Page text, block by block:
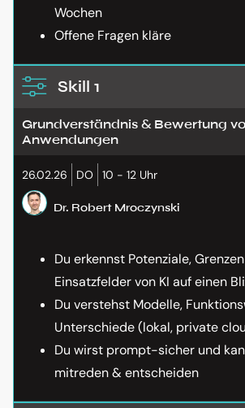
Wochen
Offene Fragen kläre
Skill 1
Grundverständnis & Bewertung
Anwendungen
26.02.26 DO 10 - 12 Uhr
Dr. Robert Mroczynski
Du erkennst Potenziale,
Einsatzfelder von KI auf einen
Du verstehst Modelle,
Unterschiede (lokal, private
Du wirst prompt-sicher und
mitreden & entscheiden